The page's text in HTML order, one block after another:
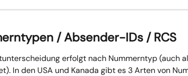
/ Absender-IDs / RCS
erfolgt nach Nummerntyp (auch
In den USA und Kanada gibt es 3 Arten von